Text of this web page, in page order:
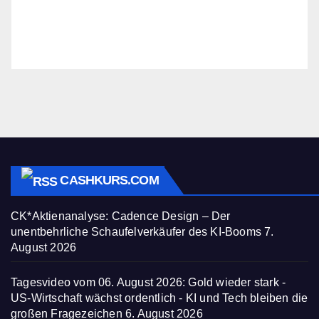
CASHKURS.COM
CK*Aktienanalyse: Cadence Design – Der
unentbehrliche Schaufelverkäufer des KI-Booms 7.
August 2026
Tagesvideo vom 06. August 2026: Gold wieder stark -
US-Wirtschaft wächst ordentlich - KI und Tech bleiben die
großen Fragezeichen 6. August 2026